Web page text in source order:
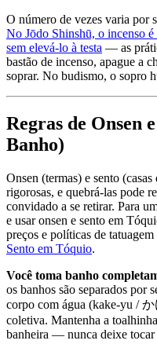
O número de vezes varia por
No Jōdo Shinshū, o incenso
sem elevá-lo à testa — as
bastão de incenso, apague a
soprar. No budismo, o sopro
Regras de Onsen
Banho)
Onsen (termas) e sento
rigorosas, e quebrá-las pode
convidado a se retirar. Para
e usar onsen e sento em
preços e políticas de
Sento em Tóquio.
Você toma banho
os banhos são separados por
corpo com água (kake-yu /
coletiva. Mantenha a
banheira — nunca deixe tocar